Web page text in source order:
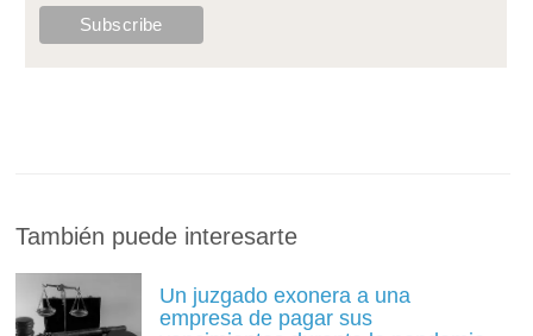
También puede interesarte
Un juzgado exonera a una
empresa de pagar sus